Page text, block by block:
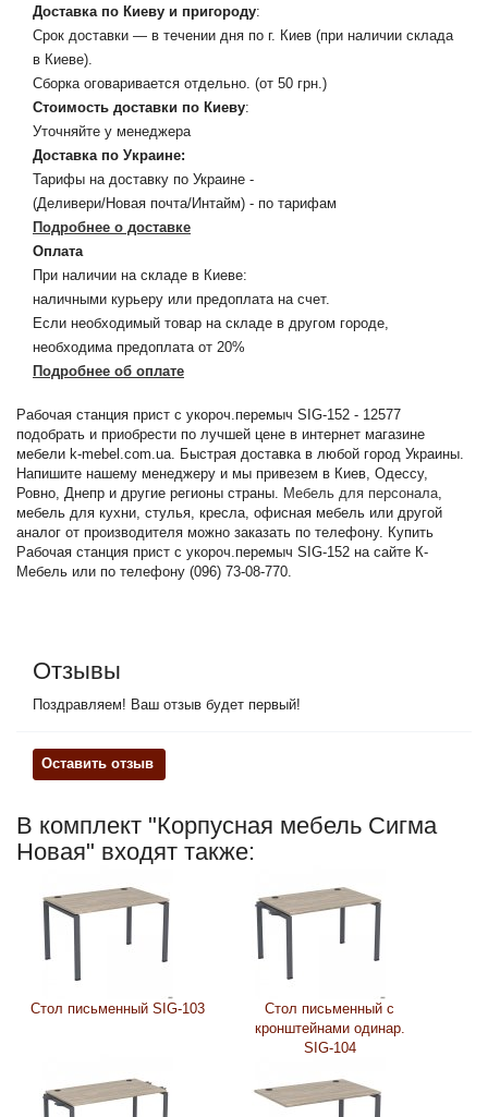
Доставка по Киеву и пригороду:
Срок доставки — в течении дня по г. Киев (при наличии склада
в Киеве).
Сборка оговаривается отдельно. (от 50 грн.)
Стоимость доставки по Киеву:
Уточняйте у менеджера
Доставка по Украине:
Тарифы на доставку по Украине -
(Деливери/Новая почта/Интайм) - по тарифам
Подробнее о доставке
Оплата
При наличии на складе в Киеве:
наличными курьеру или предоплата на счет.
Если необходимый товар на складе в другом городе,
необходима предоплата от 20%
Подробнее об оплате
Рабочая станция прист с укороч.перемыч SIG-152 - 12577
подобрать и приобрести по лучшей цене в интернет магазине
мебели k-mebel.com.ua. Быстрая доставка в любой город Украины.
Напишите нашему менеджеру и мы привезем в Киев, Одессу,
Ровно, Днепр и другие регионы страны. Мебель для персонала,
мебель для кухни, стулья, кресла, офисная мебель или другой
аналог от производителя можно заказать по телефону. Купить
Рабочая станция прист с укороч.перемыч SIG-152 на сайте К-
Мебель или по телефону (096) 73-08-770.
Отзывы
Поздравляем! Ваш отзыв будет первый!
Оставить отзыв
В комплект "Корпусная мебель Сигма
Новая" входят также:
Стол письменный SIG-103
Стол письменный с
кронштейнами одинар.
SIG-104